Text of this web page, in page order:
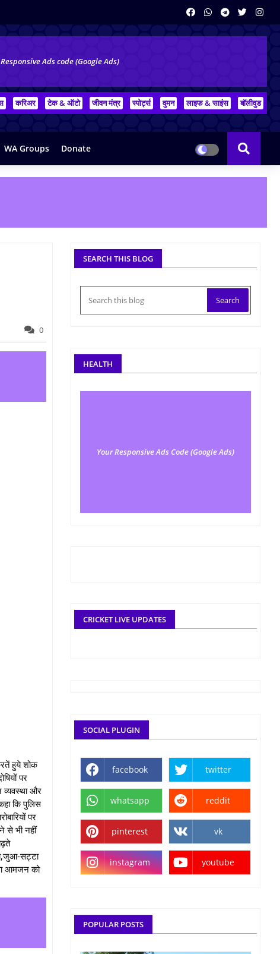
Ads code (Google Ads)
करिअर टेक & ऑटो जीवन मंत्र स्पोर्ट्स वुमन लाइफ & साइंस बॉलीवुड
WA Groups Donate
0
हुये शोक
पर
व्यवस्था और
कि पुलिस
पर
से भी नहीं
सट्टा
आमजन को
SEARCH THIS BLOG
HEALTH
Your Responsive Ads Code (Google Ads)
CRICKET LIVE UPDATES
SOCIAL PLUGIN
facebook twitter
whatsapp reddit
pinterest vk
instagram youtube
POPULAR POSTS